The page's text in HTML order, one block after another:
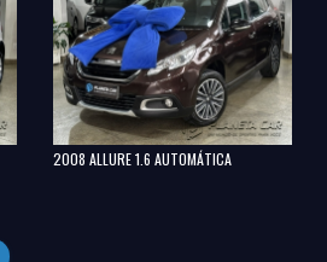
2008 ALLURE 1.6 AUTOMÁTICA